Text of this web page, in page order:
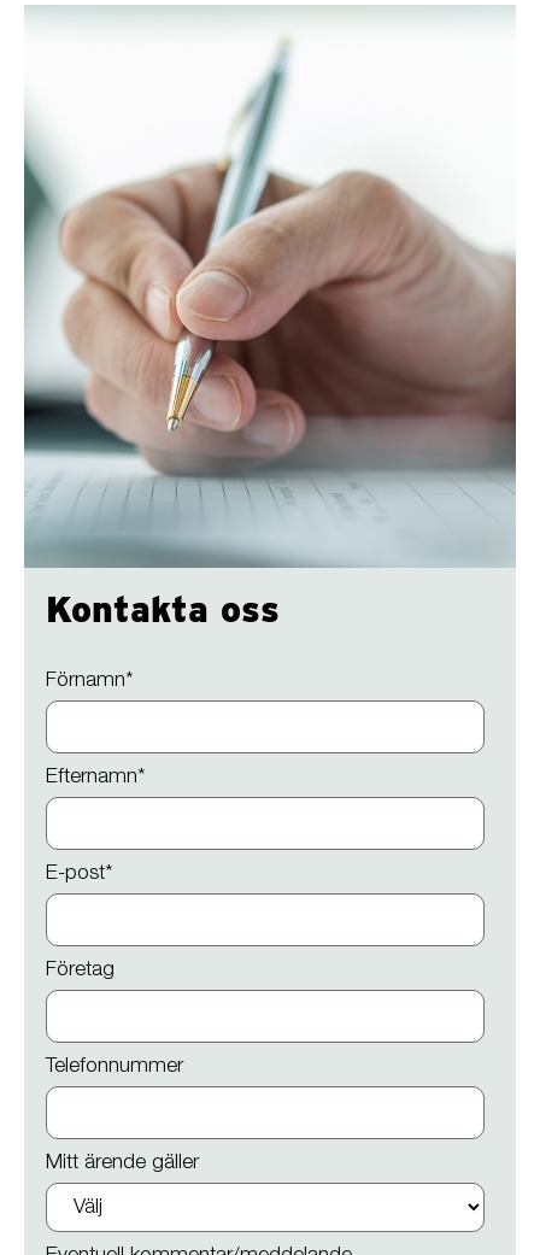
Kontakta oss
Förnamn*
Efternamn*
E-post*
Företag
Telefonnummer
Mitt ärende gäller